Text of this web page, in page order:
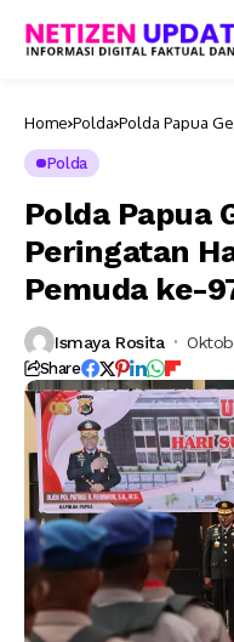
Home Polda Polda Papua
Polda
Polda Papua
Peringatan
Pemuda ke-
Ismaya Rosita
Share